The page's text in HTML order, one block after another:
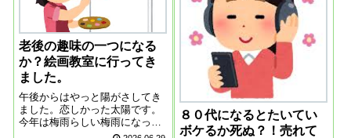
老後の趣味の一つになる
か？絵画教室に行ってき
ました。
午後からはやっと陽がさしてき
ました。恋しかった太陽です。
今年は梅雨らしい梅雨になって
いますね。絵画教室に行ってき
８０代になるとたいてい
ボケるか死ぬ？！売れて